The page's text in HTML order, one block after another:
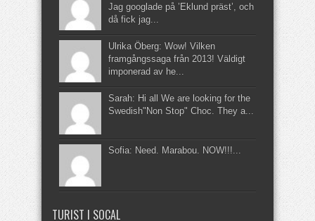
Jag googlade på ’Eklund präst’, och
då fick jag...
Ulrika Öberg: Wow! Vilken
framgångssaga från 2013! Väldigt
imponerad av he...
Sarah: Hi all We are looking for the
Swedish"Non Stop" Choc. They a...
Sofia: Need. Marabou. NOW!!!...
TURIST I SOCAL